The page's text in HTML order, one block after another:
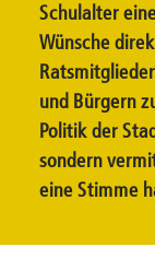
Schulalter
Wünsche
und Bürgern
Politik der
sondern
eine Stimme